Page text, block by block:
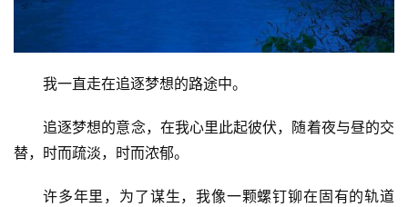
我一直走在追逐梦想的路途中。
追逐梦想的意念，在我心里此起彼伏，随着夜与昼的交
替，时而疏淡，时而浓郁。
许多年里，为了谋生，我像一颗螺钉铆在固有的轨道